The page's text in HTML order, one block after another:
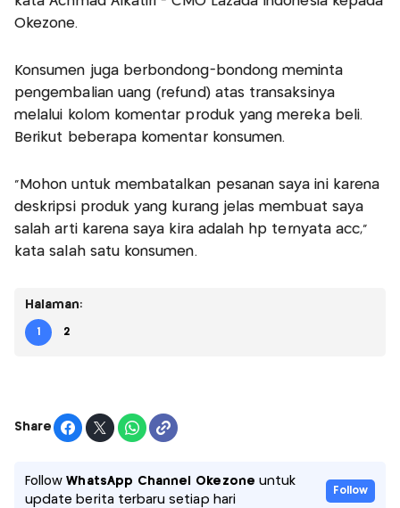
Okezone.
Konsumen juga berbondong-bondong meminta
pengembalian uang (refund) atas transaksinya
melalui kolom komentar produk yang mereka beli.
Berikut beberapa komentar konsumen.
“Mohon untuk membatalkan pesanan saya ini karena
deskripsi produk yang kurang jelas membuat saya
salah arti karena saya kira adalah hp ternyata acc,”
kata salah satu konsumen.
Halaman:
1 2
Share
FollowWhatsApp Channel Okezone untuk
update berita terbaru setiap hari
Follow